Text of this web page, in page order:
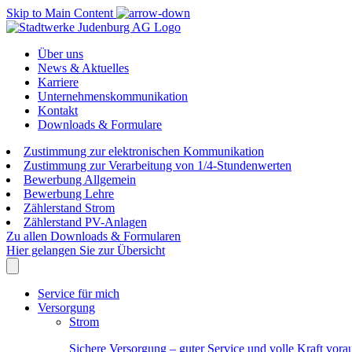
Skip to Main Content
Über uns
News & Aktuelles
Karriere
Unternehmenskommunikation
Kontakt
Downloads & Formulare
Zustimmung zur elektronischen Kommunikation
Zustimmung zur Verarbeitung von 1/4-Stundenwerten
Bewerbung Allgemein
Bewerbung Lehre
Zählerstand Strom
Zählerstand PV-Anlagen
Zu allen Downloads & Formularen
Hier gelangen Sie zur Übersicht
Service für mich
Versorgung
Strom
Sichere Versorgung – guter Service und volle Kraft